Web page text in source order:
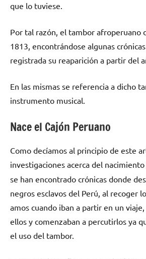
que lo tuviese.
Por tal razón, el tambor afroperuano
1813, encontrándose algunas
registrada su reaparición a partir del
En las mismas se referencia a dicho
instrumento musical.
Nace el Cajón Peruano
Como decíamos al principio de este
investigaciones acerca del
se han encontrado crónicas donde
negros esclavos del Perú, al recoger
amos cuando iban a partir en un
ellos y comenzaban a percutirlos ya
el uso del tambor.